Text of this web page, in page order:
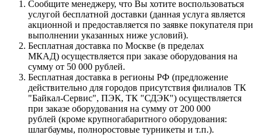
Сообщите менеджеру, что Вы хотите воспользоваться
услугой бесплатной доставки (данная услуга является
акционной и предоставляется по заявке покупателя при
выполнении указанных ниже условий).
Бесплатная доставка по Москве (в пределах
МКАД) осуществляется при заказе оборудования на
сумму от 50 000 рублей.
Бесплатная доставка в регионы РФ (предложение
действительно для городов присутствия филиалов ТК
"Байкал-Сервис", ПЭК, ТК "СДЭК") осуществляется
при заказе оборудования на сумму от 200 000
рублей (кроме крупногабаритного оборудования:
шлагбаумы, полноростовые турникеты и т.п.).